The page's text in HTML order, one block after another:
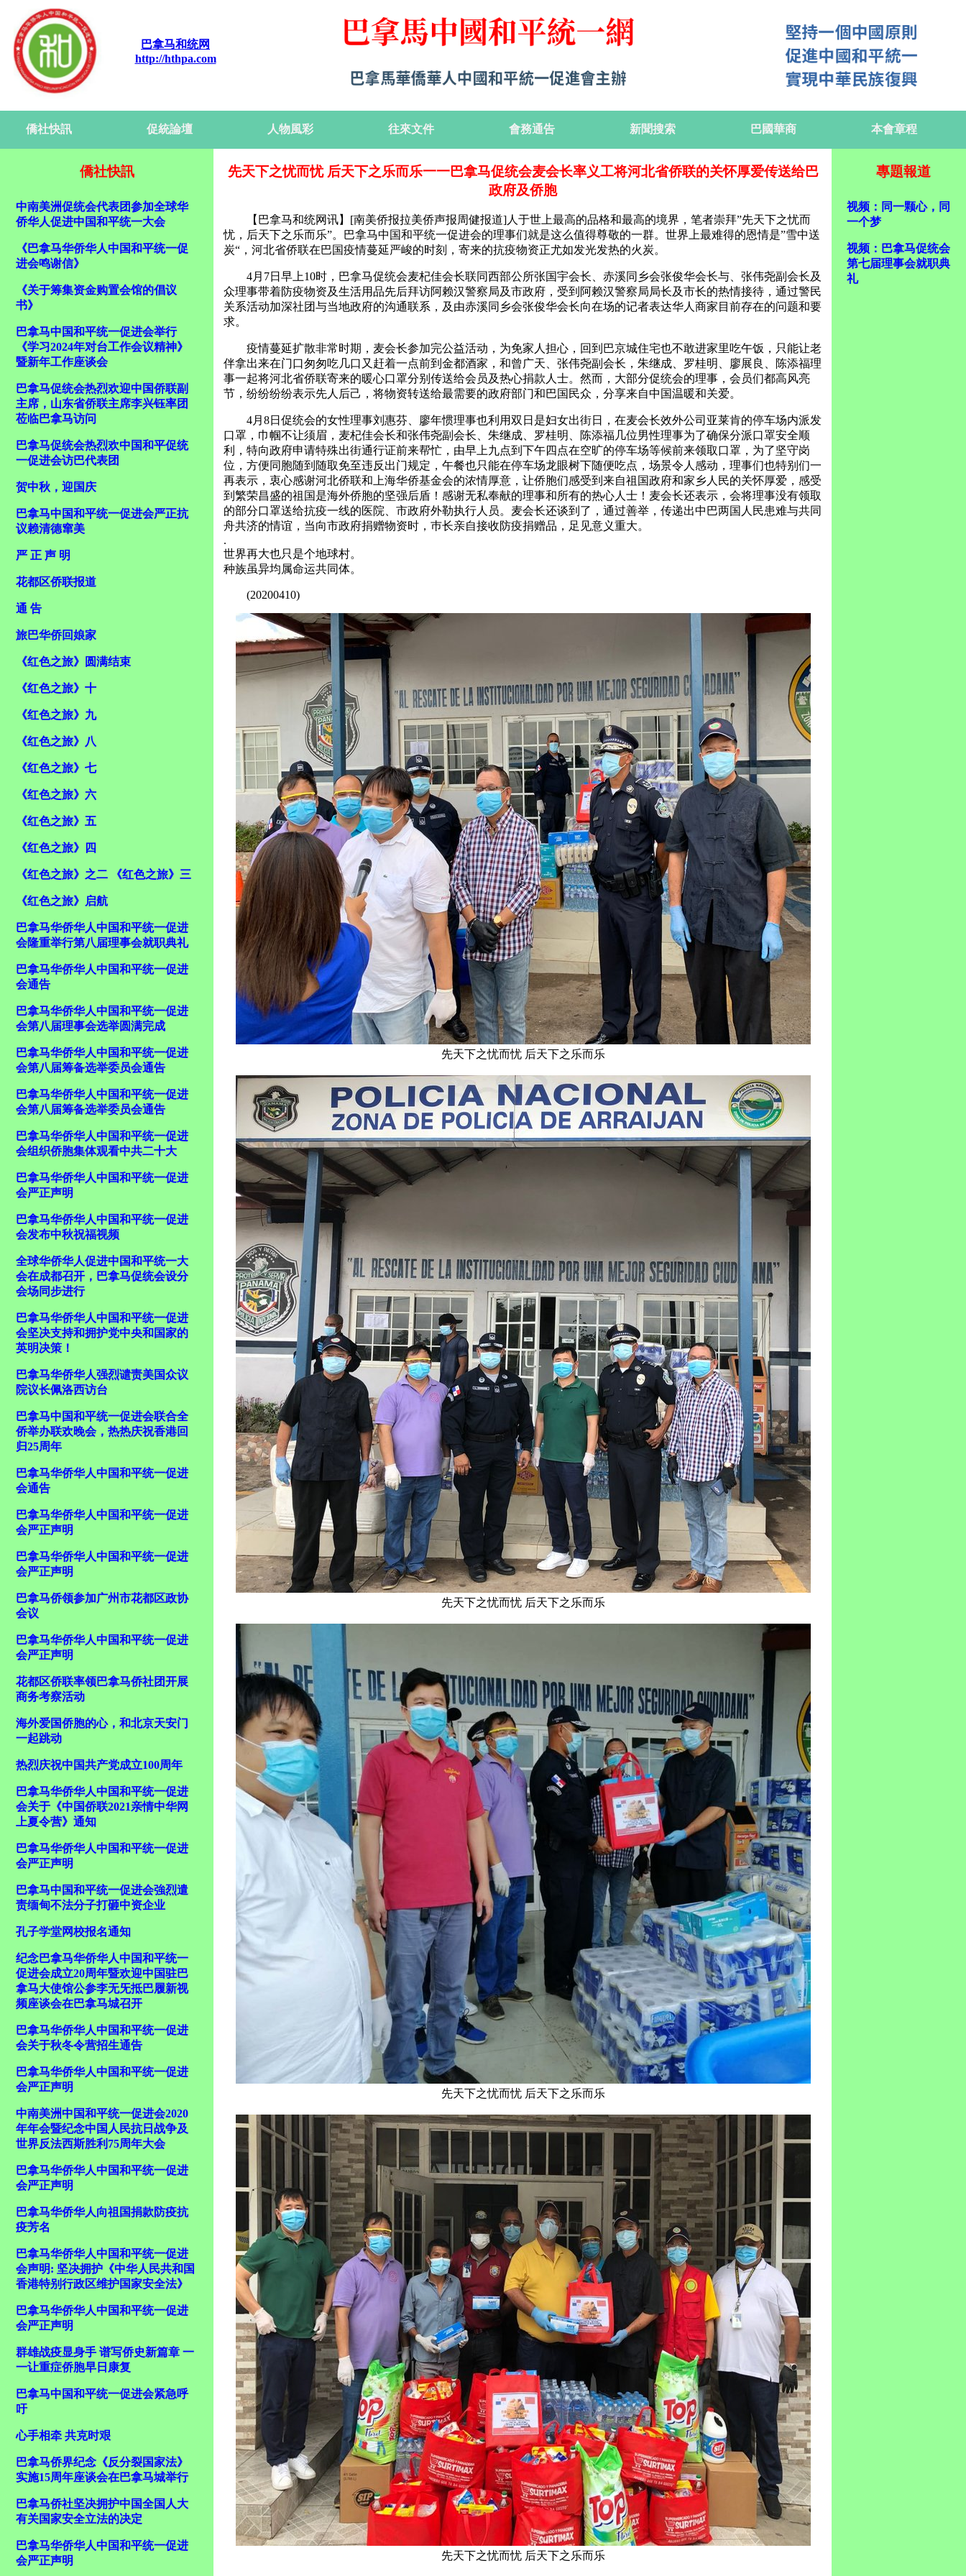
巴拿马和统网
http://hthpa.com
僑社快訊 促統論壇 人物風彩 往來文件 會務通告 新聞搜索 巴國華商 本會章程
僑社快訊
中南美洲促统会代表团参加全球华
侨华人促进中国和平统一大会
《巴拿马华侨华人中国和平统一促
进会鸣谢信》
《关于筹集资金购置会馆的倡议
书》
巴拿马中国和平统一促进会举行
《学习2024年对台工作会议精神》
暨新年工作座谈会
巴拿马促统会热烈欢迎中国侨联副
主席，山东省侨联主席李兴钰率团
莅临巴拿马访问
巴拿马促统会热烈欢中国和平促统
一促进会访巴代表团
贺中秋，迎国庆
巴拿马中国和平统一促进会严正抗
议赖清德窜美
严 正 声 明
花都区侨联报道
通 告
旅巴华侨回娘家
《红色之旅》圆满结束
《红色之旅》十
《红色之旅》九
《红色之旅》八
《红色之旅》七
《红色之旅》六
《红色之旅》五
《红色之旅》四
《红色之旅》之二 《红色之旅》三
《红色之旅》启航
巴拿马华侨华人中国和平统一促进
会隆重举行第八届理事会就职典礼
巴拿马华侨华人中国和平统一促进
会通告
巴拿马华侨华人中国和平统一促进
会第八届理事会选举圆满完成
巴拿马华侨华人中国和平统一促进
会第八届筹备选举委员会通告
巴拿马华侨华人中国和平统一促进
会第八届筹备选举委员会通告
巴拿马华侨华人中国和平统一促进
会组织侨胞集体观看中共二十大
巴拿马华侨华人中国和平统一促进
会严正声明
巴拿马华侨华人中国和平统一促进
会发布中秋祝福视频
全球华侨华人促进中国和平统一大
会在成都召开，巴拿马促统会设分
会场同步进行
巴拿马华侨华人中国和平统一促进
会坚决支持和拥护党中央和国家的
英明决策！
巴拿马华侨华人强烈谴责美国众议
院议长佩洛西访台
巴拿马中国和平统一促进会联合全
侨举办联欢晚会，热热庆祝香港回
归25周年
巴拿马华侨华人中国和平统一促进
会通告
巴拿马华侨华人中国和平统一促进
会严正声明
巴拿马华侨华人中国和平统一促进
会严正声明
巴拿马侨领参加广州市花都区政协
会议
巴拿马华侨华人中国和平统一促进
会严正声明
花都区侨联率领巴拿马侨社团开展
商务考察活动
海外爱国侨胞的心，和北京天安门
一起跳动
热烈庆祝中国共产党成立100周年
巴拿马华侨华人中国和平统一促进
会关于《中国侨联2021亲情中华网
上夏令营》通知
巴拿马华侨华人中国和平统一促进
会严正声明
巴拿马中国和平统一促进会強烈遣
责缅甸不法分子打砸中资企业
孔子学堂网校报名通知
纪念巴拿马华侨华人中国和平统一
促进会成立20周年暨欢迎中国驻巴
拿马大使馆公参李无旡抵巴履新视
频座谈会在巴拿马城召开
巴拿马华侨华人中国和平统一促进
会关于秋冬令营招生通告
巴拿马华侨华人中国和平统一促进
会严正声明
中南美洲中国和平统一促进会2020
年年会暨纪念中国人民抗日战争及
世界反法西斯胜利75周年大会
巴拿马华侨华人中国和平统一促进
会严正声明
巴拿马华侨华人向祖国捐款防疫抗
疫芳名
巴拿马华侨华人中国和平统一促进
会声明: 坚决拥护《中华人民共和国
香港特别行政区维护国家安全法》
巴拿马华侨华人中国和平统一促进
会严正声明
群雄战疫显身手 谱写侨史新篇章 一
一让重症侨胞早日康复
巴拿马中国和平统一促进会紧急呼
吁
心手相牵 共克时艰
巴拿马侨界纪念《反分裂国家法》
实施15周年座谈会在巴拿马城举行
巴拿马侨社坚决拥护中国全国人大
有关国家安全立法的决定
巴拿马华侨华人中国和平统一促进
会严正声明
先天下之忧而忧 后天下之乐而乐一一巴拿马促统会麦会长率义工将河北省侨联的关怀厚爱传送给巴
政府及侨胞
【巴拿马和统网讯】[南美侨报拉美侨声报周健报道]人于世上最高的品格和最高的境界，笔者崇拜”先天下之忧而
忧，后天下之乐而乐”。巴拿马中国和平统一促进会的理事们就是这么值得尊敬的一群。世界上最难得的恩情是”雪中送
炭“，河北省侨联在巴国疫情蔓延严峻的时刻，寄来的抗疫物资正尤如发光发热的火炭。
4月7日早上10时，巴拿马促统会麦杞佳会长联同西部公所张国宇会长、赤溪同乡会张俊华会长与、张伟尧副会长及
众理事带着防疫物资及生活用品先后拜访阿赖汉警察局及市政府，受到阿赖汉警察局局长及市长的热情接待，通过警民
关系活动加深社团与当地政府的沟通联系，及由赤溪同乡会张俊华会长向在场的记者表达华人商家目前存在的问题和要
求。
疫情蔓延扩散非常时期，麦会长参加完公益活动，为免家人担心，回到巴京城住宅也不敢进家里吃午饭，只能让老
伴拿出来在门口匆匆吃几口又赶着一点前到金都酒家，和曾广天、张伟尧副会长，朱继成、罗桂明、廖展良、陈添福理
事一起将河北省侨联寄来的暖心口罩分别传送给会员及热心捐款人士。然而，大部分促统会的理事，会员们都高风亮
节，纷纷纷纷表示先人后己，将物资转送给最需要的政府部门和巴国民众，分享来自中国温暖和关爱。
4月8日促统会的女性理事刘惠芬、廖年惯理事也利用双日是妇女出街日，在麦会长效外公司亚莱肯的停车场内派发
口罩，巾帼不让须眉，麦杞佳会长和张伟尧副会长、朱继成、罗桂明、陈添福几位男性理事为了确保分派口罩安全顺
利，特向政府申请特殊出街通行证前来帮忙，由早上九点到下午四点在空旷的停车场等候前来领取口罩，为了坚守岗
位，方便同胞随到随取免至违反出门规定，午餐也只能在停车场龙眼树下随便吃点，场景令人感动，理事们也特别们一
再表示，衷心感谢河北侨联和上海华侨基金会的浓情厚意，让侨胞们感受到来自祖国政府和家乡人民的关怀厚爱，感受
到繁荣昌盛的祖国是海外侨胞的坚强后盾！感谢无私奉献的理事和所有的热心人士！麦会长还表示，会将理事没有领取
的部分口罩送给抗疫一线的医院、市政府外勒执行人员。麦会长还谈到了，通过善举，传递出中巴两国人民患难与共同
舟共济的情谊，当向市政府捐赠物资时，巿长亲自接收防疫捐赠品，足见意义重大。
.
世界再大也只是个地球村。
种族虽异均属命运共同体。
(20200410)
先天下之忧而忧 后天下之乐而乐
先天下之忧而忧 后天下之乐而乐
先天下之忧而忧 后天下之乐而乐
先天下之忧而忧 后天下之乐而乐
專題報道
视频：同一颗心，同
一个梦
视频：巴拿马促统会
第七届理事会就职典
礼